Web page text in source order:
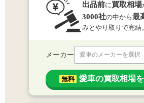
出品前に買取相場
3000社の中から最
みとやり取りで完結。
メーカー 愛車のメーカーを選択
無料 愛車の買取相場